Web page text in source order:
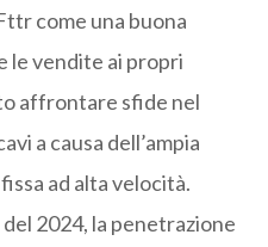
come una buona
le vendite ai propri
affrontare sfide nel
a causa dell’ampia
ad alta velocità.
2024, la penetrazione